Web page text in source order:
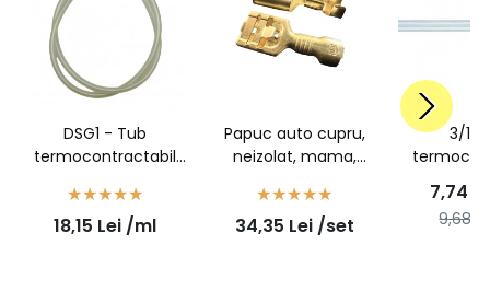
DSG1 - Tub
termocontractabil
- 6/1,4 - 1 metru
18,15 Lei /ml
Papuc auto cupru,
neizolat, mama,
opritor, pentru fir de
1,5mm2 - 100buc/set
34,35 Lei /set
3/1 -
3mm la
7,74
9,68